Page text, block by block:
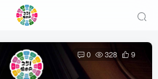
0 328 9